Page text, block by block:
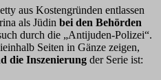
aus Kostengründen entlassen
als Jüdin bei den Behörden
durch die „Antijuden-Polizei“.
Seiten in Gänze zeigen,
die Inszenierung der Serie ist: